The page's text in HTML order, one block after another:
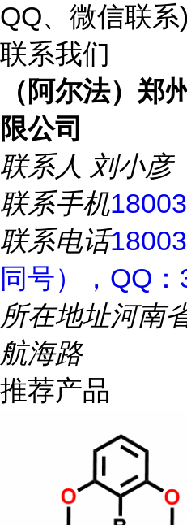
QQ、微信联系)
联系我们
（阿尔法）郑
限公司
联系人 刘小彦
联系手机
联系电话
同号），QQ
所在地址河南
航海路
推荐产品